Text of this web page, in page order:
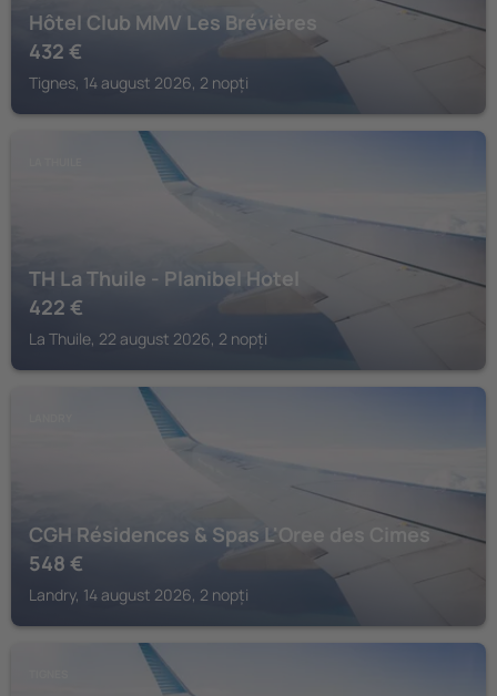
Hôtel Club MMV Les Brévières
432 €
Tignes, 14 august 2026, 2 nopți
TH La Thuile - Planibel Hotel
422 €
La Thuile, 22 august 2026, 2 nopți
CGH Résidences & Spas L'Oree des Cimes
548 €
Landry, 14 august 2026, 2 nopți